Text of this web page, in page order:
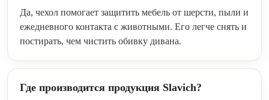
Да, чехол помогает защитить мебель от шерсти, пыли и
ежедневного контакта с животными. Его легче снять и
постирать, чем чистить обивку дивана.
Где производится продукция Slavich?